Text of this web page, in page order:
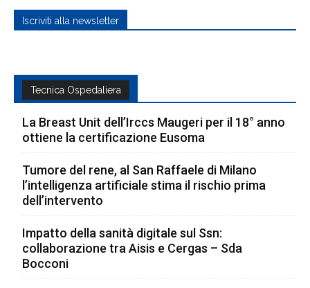
Iscriviti alla newsletter
Tecnica Ospedaliera
La Breast Unit dell’Irccs Maugeri per il 18° anno
ottiene la certificazione Eusoma
Tumore del rene, al San Raffaele di Milano
l’intelligenza artificiale stima il rischio prima
dell’intervento
Impatto della sanità digitale sul Ssn:
collaborazione tra Aisis e Cergas – Sda
Bocconi